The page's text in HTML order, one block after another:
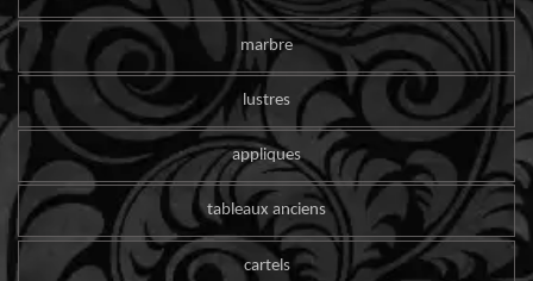
marbre
lustres
appliques
tableaux anciens
cartels